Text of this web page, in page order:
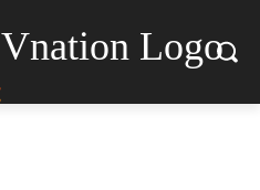
Vnation Logo